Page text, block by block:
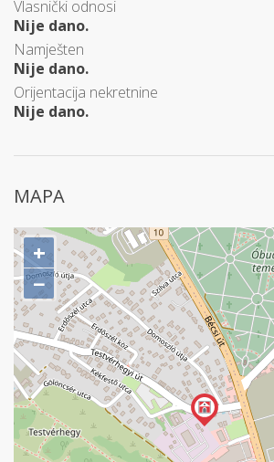
Vlasnički odnosi
Nije dano.
Namješten
Nije dano.
Orijentacija nekretnine
Nije dano.
MAPA
+
−